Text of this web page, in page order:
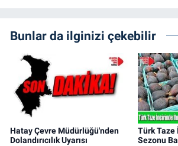
Bunlar da ilginizi çekebilir
Hatay Çevre Müdürlüğü'nden
Dolandırıcılık Uyarısı
Türk Taze
Sezonu